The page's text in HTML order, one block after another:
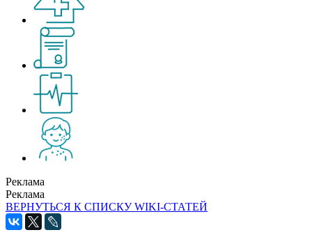
Реклама
Реклама
ВЕРНУТЬСЯ К СПИСКУ WIKI-СТАТЕЙ